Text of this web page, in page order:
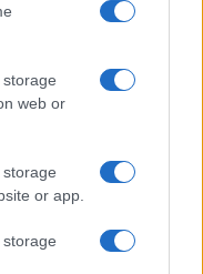
web or
or app.
riconoscere i